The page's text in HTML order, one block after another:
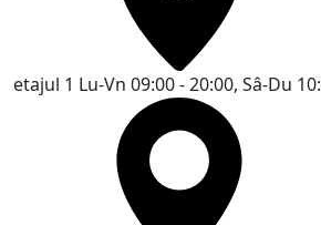
etajul 1 Lu-Vn 09:00 - 20:00, Sâ-Du